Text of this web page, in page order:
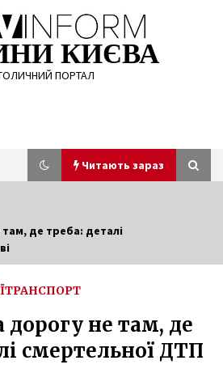
КИЄВА
ПОРТАЛ
Читають зараз
діяльність фінансової
“B2B Jewerly”
ago
липня допущено до експлуатації у
40 нових безпілотників
ago
де треба: деталі
ТРАНСПОРТ
дорогу не там, де
смертельної ДТП